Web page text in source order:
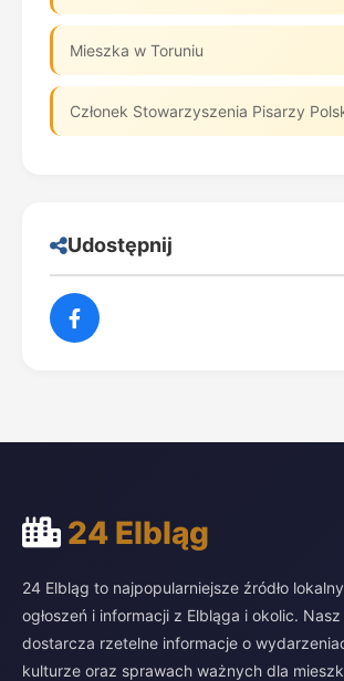
Mieszka w Toruniu
Członek Stowarzyszenia Pisarzy
Udostępnij
24 Elbląg
24 Elbląg to najpopularniejsze źródło
ogłoszeń i informacji z Elbląga i okolic.
dostarcza rzetelne informacje o
kulturze oraz sprawach ważnych dla